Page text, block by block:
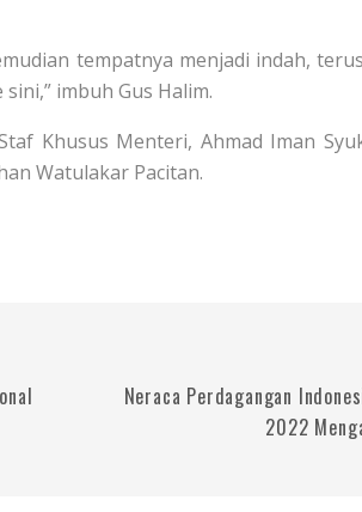
tempatnya menjadi indah,
imbuh Gus Halim.
Khusus Menteri, Ahmad Iman
Watulakar Pacitan.
Neraca Perdagangan
2022